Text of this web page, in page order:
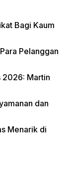
Bagi Kaum
Pelanggan
2026: Martin
dan
Menarik di